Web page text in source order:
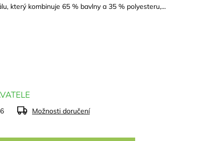
který kombinuje 65 % bavlny a 35 % polyesteru,...
Možnosti doručení